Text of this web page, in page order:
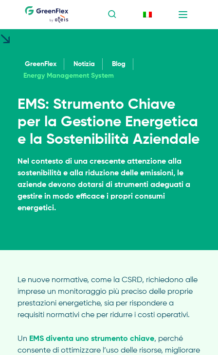
GreenFlex Notizia
Blog
Energy Management System
EMS: Strumento Chiave
per la Gestione Energetica
e la Sostenibilità Aziendale
Nel contesto di una crescente attenzione alla
sostenibilità e alla riduzione delle emissioni, le
aziende devono dotarsi di strumenti adeguati a
gestire in modo efficace i propri consumi
energetici.
Le nuove normative, come la CSRD, richiedono alle
imprese un monitoraggio più preciso delle proprie
prestazioni energetiche, sia per rispondere a
requisiti normativi che per ridurre i costi operativi.
Un EMS diventa uno strumento chiave, perché
consente di ottimizzare l’uso delle risorse, migliorare